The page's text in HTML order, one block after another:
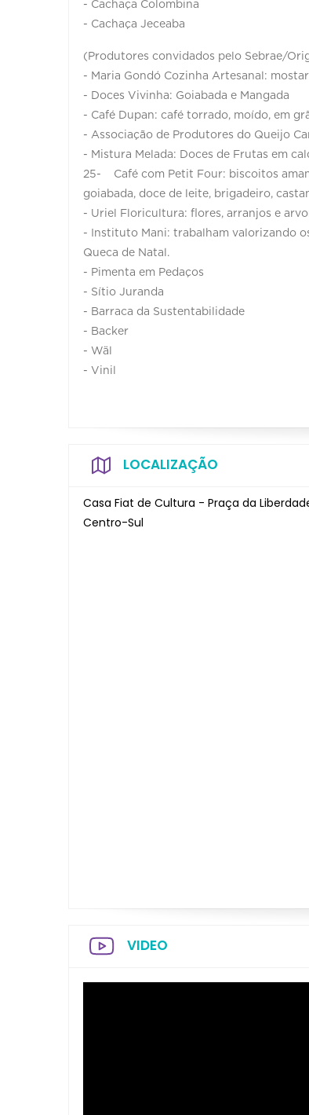
- Cachaça Colombina
- Cachaça Jeceaba
(Produtores convidados pelo Sebrae/
- Maria Gondó Cozinha Artesanal:
- Doces Vivinha: Goiabada e Mangada
- Café Dupan: café torrado, moído, em
- Associação de Produtores do Queijo
- Mistura Melada: Doces de Frutas em
25- Café com Petit Four: biscoitos
goiabada, doce de leite, brigadeiro,
- Uriel Floricultura: flores, arranjos e
- Instituto Mani: trabalham valorizando
Queca de Natal.
- Pimenta em Pedaços
- Sítio Juranda
- Barraca da Sustentabilidade
- Backer
- Wäl
- Vinil
LOCALIZAÇÃO
Casa Fiat de Cultura - Praça da
Centro-Sul
VIDEO